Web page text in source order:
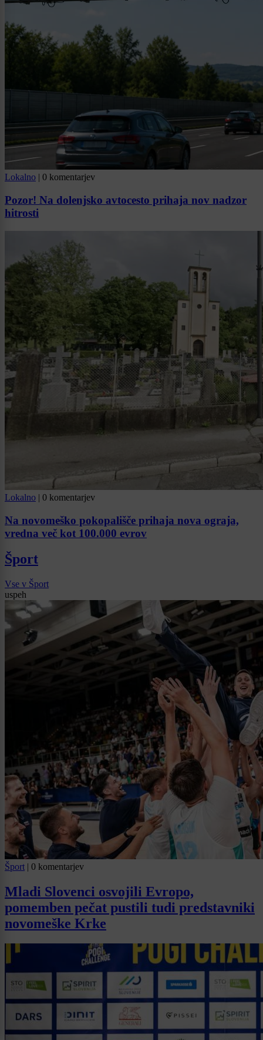
Lokalno | 0 komentarjev
Pozor! Na dolenjsko avtocesto prihaja nov nadzor
hitrosti
Lokalno | 0 komentarjev
Na novomeško pokopališče prihaja nova ograja,
vredna več kot 100.000 evrov
Šport
Vse v Šport
uspeh
Šport | 0 komentarjev
Mladi Slovenci osvojili Evropo,
pomemben pečat pustili tudi predstavniki
novomeške Krke